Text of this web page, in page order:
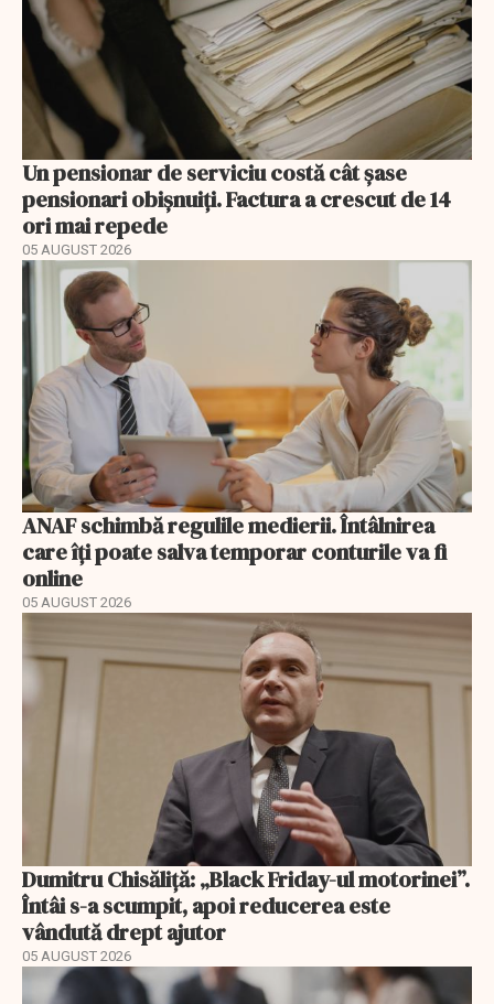
Un pensionar de serviciu costă cât șase
pensionari obișnuiți. Factura a crescut de 14
ori mai repede
05 AUGUST 2026
ANAF schimbă regulile medierii. Întâlnirea
care îți poate salva temporar conturile va fi
online
05 AUGUST 2026
Dumitru Chisăliță: „Black Friday-ul motorinei”.
Întâi s-a scumpit, apoi reducerea este
vândută drept ajutor
05 AUGUST 2026